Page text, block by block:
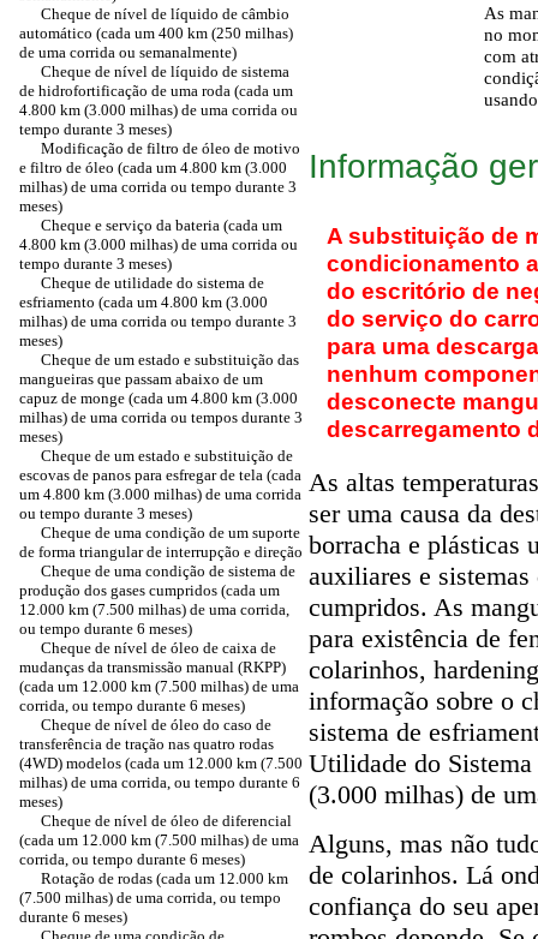
Cheque de nível de líquido de câmbio
automático (cada um 400 km (250 milhas)
de uma corrida ou semanalmente)
Cheque de nível de líquido de sistema
de hidrofortificação de uma roda (cada um
4.800 km (3.000 milhas) de uma corrida ou
tempo durante 3 meses)
Modificação de filtro de óleo de motivo
e filtro de óleo (cada um 4.800 km (3.000
milhas) de uma corrida ou tempo durante 3
meses)
Cheque e serviço da bateria (cada um
4.800 km (3.000 milhas) de uma corrida ou
tempo durante 3 meses)
Cheque de utilidade do sistema de
esfriamento (cada um 4.800 km (3.000
milhas) de uma corrida ou tempo durante 3
meses)
Cheque de um estado e substituição das
mangueiras que passam abaixo de um
capuz de monge (cada um 4.800 km (3.000
milhas) de uma corrida ou tempos durante 3
meses)
Cheque de um estado e substituição de
escovas de panos para esfregar de tela (cada
um 4.800 km (3.000 milhas) de uma corrida
ou tempo durante 3 meses)
Cheque de uma condição de um suporte
de forma triangular de interrupção e direção
Cheque de uma condição de sistema de
produção dos gases cumpridos (cada um
12.000 km (7.500 milhas) de uma corrida,
ou tempo durante 6 meses)
Cheque de nível de óleo de caixa de
mudanças da transmissão manual (RKPP)
(cada um 12.000 km (7.500 milhas) de uma
corrida, ou tempo durante 6 meses)
Cheque de nível de óleo do caso de
transferência de tração nas quatro rodas
(4WD) modelos (cada um 12.000 km (7.500
milhas) de uma corrida, ou tempo durante 6
meses)
Cheque de nível de óleo de diferencial
(cada um 12.000 km (7.500 milhas) de uma
corrida, ou tempo durante 6 meses)
Rotação de rodas (cada um 12.000 km
(7.500 milhas) de uma corrida, ou tempo
durante 6 meses)
As
no
com
Informação
A substituição de
condicionamento
do escritório de
do serviço do
para uma
nenhum
desconecte
descarregamento
As altas
ser uma causa da
borracha e plásticas
auxiliares e
cumpridos. As
para existência de
colarinhos,
informação sobre o
sistema de
Utilidade do
(3.000 milhas) de
Alguns, mas não
de colarinhos. Lá
confiança do seu